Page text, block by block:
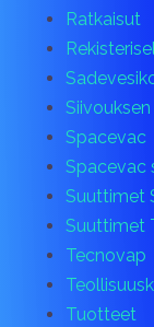
Ratkaisut
Spacevac
Spacevac
Suuttimet
Suuttimet
Tecnovap
Tuotteet